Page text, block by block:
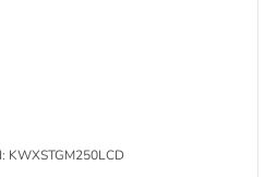
KWXSTGM250LCD